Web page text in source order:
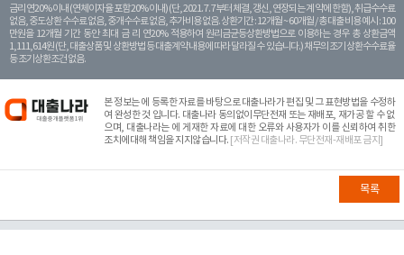
금리 연20% 이내 (연체이자율 포함 20% 이내) (단, 2021. 7. 7부터 체결, 갱신, 연장되는 계 약에 한함), 취급수수료
없음, 중도상환 수수료 없음, 중개수수료 없음, 추가비용 없음. 상환기간 : 12개월 ~ 60개월 / 총 대출 비용 예시 : 100
만원을 12개월 기간 동안 최대 금 리 연20% 적용하여 원리금균등상환방법으로 이용하는 경우 총 상환금액
1,111,614원 (단, 대출상품 및 상환방법 등 대출계약 내용에 따라 달라질 수 있습니다.) 채무의 조기 상환수수료율
등 조기상환조건 없음.
본 정보는에 등록한 자료를 바탕으로 대출나라가 편집 및 그 표현방법을 수정하
여 완성한 것 입니다. 대출나라 동의없이무단전재 또는 재배포, 재가공 할 수 없
으며, 대출나라는 에 게재한 자료에 대한 오류와 사용자가 이를 신뢰하여 취한
조치에대해 책임을 지지않습니다. [저작권 대출나라. 무단전재-재배포 금지]
목록